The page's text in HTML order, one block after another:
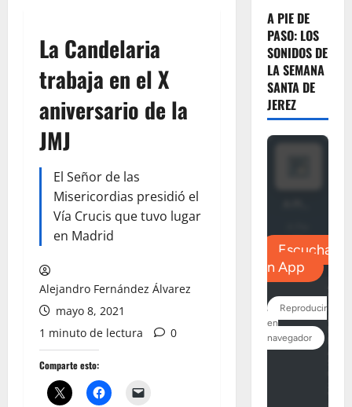
La Candelaria
trabaja en el X
aniversario de la
JMJ
El Señor de las
Misericordias presidió el
Vía Crucis que tuvo lugar
en Madrid
Alejandro Fernández Álvarez
mayo 8, 2021
1 minuto de lectura
0
Comparte esto:
A PIE DE
PASO: LOS
SONIDOS DE
LA SEMANA
SANTA DE
JEREZ